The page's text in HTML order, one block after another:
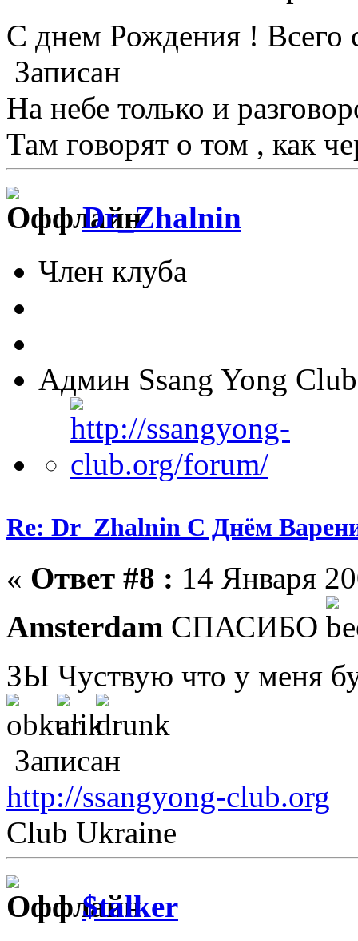
С днем Рождения !
Записан
На небе только и
Там говорят о том , как
Dr_Zhalnin
Член клуба
Админ Ssang Yong
Re: Dr_Zhalnin С Днём
« Ответ #8 : 14 Января
Amsterdam СПАСИБО
ЗЫ Чуствую что у меня
Записан
http://ssangyong-club.org
Club Ukraine
$talker